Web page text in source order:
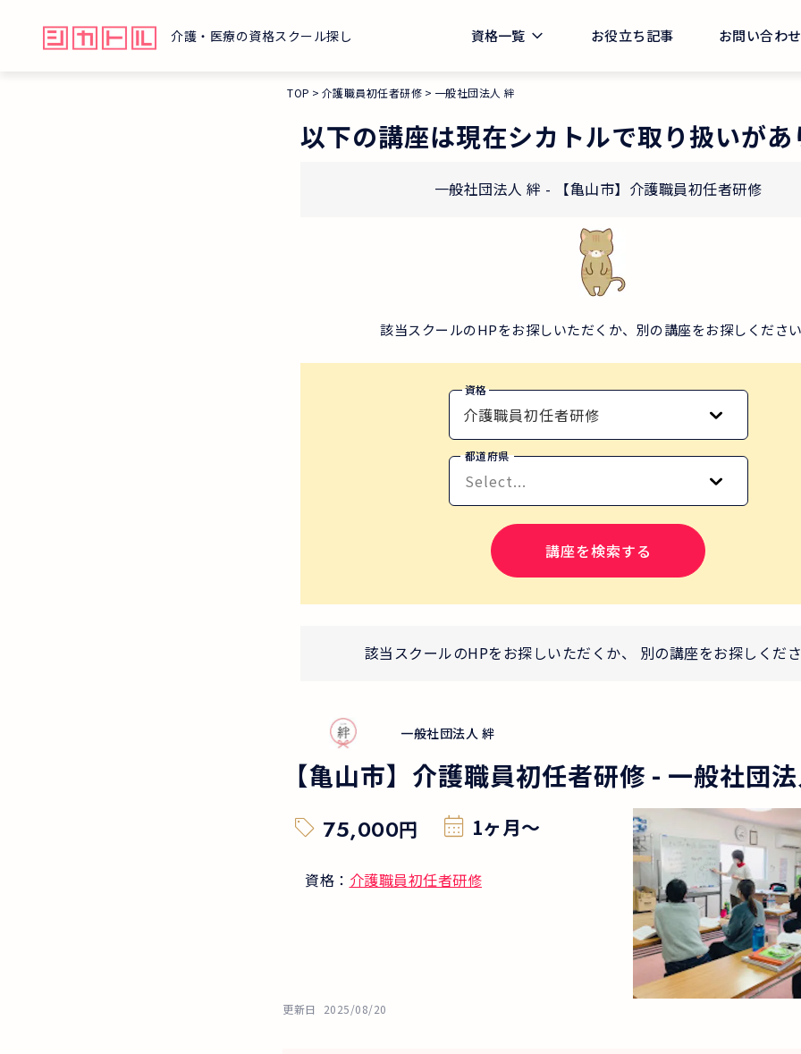
介護・医療の資格スクール探し 資格一覧 お役立ち記事 お問い合わせ
TOP 介護職員初任者研修 一般社団法人 絆
以下の講座は現在シカトルで取り扱いがあ
一般社団法人 絆 - 【亀山市】介護職員初任者研修
該当スクールのHPをお探しいただくか、別の講座をお探しください
資格
介護職員初任者研修
都道府県
Select...
講座を検索する
該当スクールのHPをお探しいただくか、 別の講座をお探しくださ
一般社団法人 絆
【亀山市】介護職員初任者研修 - 一般社団
75,000円 1ヶ月〜
資格： 介護職員初任者研修
更新日 2025/08/20